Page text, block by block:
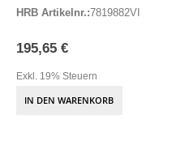
HRB Artikelnr.:7819882VI
195,65 €
Exkl. 19% Steuern
IN DEN WARENKORB